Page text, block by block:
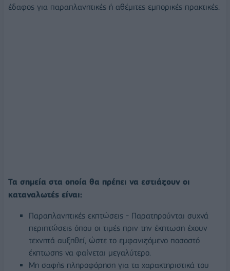
έδαφος για παραπλανητικές ή αθέμιτες εμπορικές πρακτικές.
Τα σημεία στα οποία θα πρέπει να εστιάζουν οι
καταναλωτές είναι:
Παραπλανητικές εκπτώσεις - Παρατηρούνται συχνά
περιπτώσεις όπου οι τιμές πριν την έκπτωση έχουν
τεχνητά αυξηθεί, ώστε το εμφανιζόμενο ποσοστό
έκπτωσης να φαίνεται μεγαλύτερο.
Μη σαφής πληροφόρηση για τα χαρακτηριστικά του